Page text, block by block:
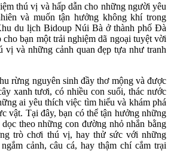
thú vị và hấp dẫn cho những người yêu
và muốn tận hưởng không khí trong
du lịch Bidoup Núi Bà ở thành phố Đà
bạn một trải nghiệm dã ngoại tuyệt vời
vị và những cảnh quan đẹp tựa như tranh
rừng nguyên sinh đầy thơ mộng và được
xanh tươi, có nhiều con suối, thác nước
ai yêu thích việc tìm hiểu và khám phá
vật. Tại đây, bạn có thể tận hưởng những
theo những con đường nhỏ nhắn bằng
trò chơi thú vị, hay thử sức với những
cảnh, câu cá, hay thậm chí cắm trại